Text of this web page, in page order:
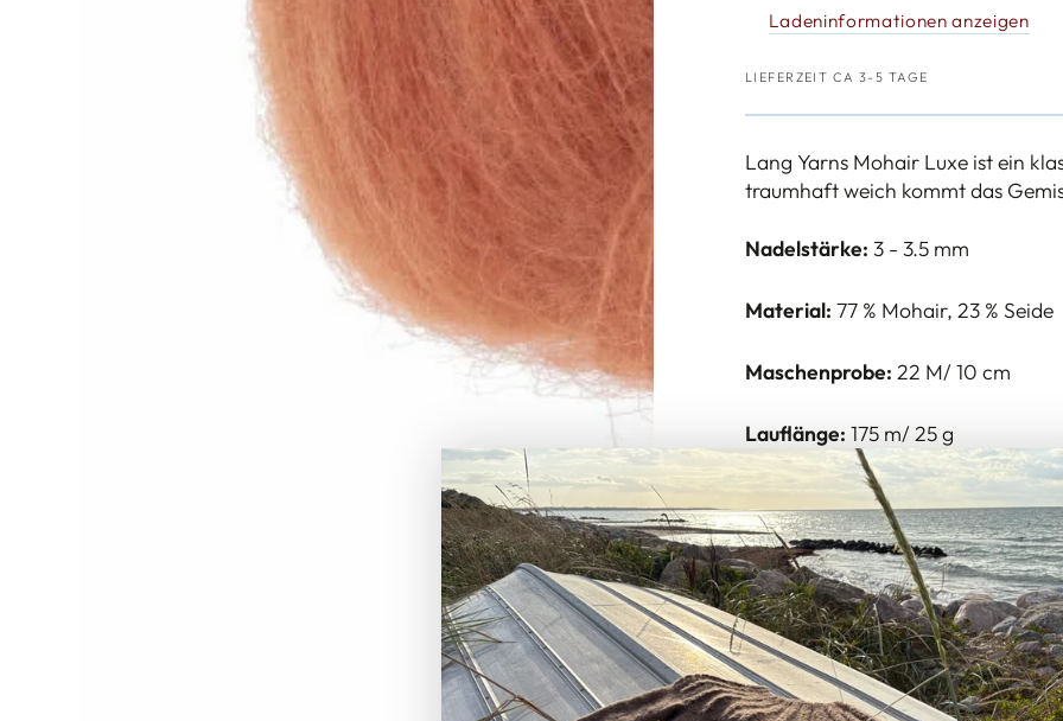
Yarns
Luxe
Yarns
Luxe
Ladeninformationen anzeigen
LIEFERZEIT CA 3-5 TAGE
Lang Yarns Mohair Luxe ist ein
traumhaft weich kommt das
Nadelstärke: 3 - 3.5 mm
Material: 77 % Mohair, 23 % Seide
Maschenprobe: 22 M/ 10 cm
Lauflänge: 175 m/ 25 g
Handwäsche
Garnstärke:DK
Fotos @ Lang Yarns